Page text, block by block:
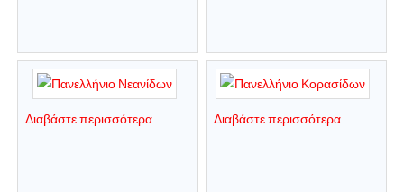
Διαβάστε περισσότερα Διαβάστε περισσότερα